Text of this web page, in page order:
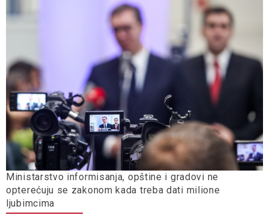
Ministarstvo informisanja, opštine i gradovi ne
opterećuju se zakonom kada treba dati milione
ljubimcima